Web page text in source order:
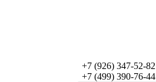
+7 (926) 347-52-82
+7 (499) 390-76-44